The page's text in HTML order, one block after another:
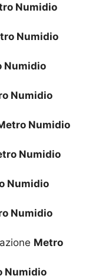
Numidio
Numidio
Numidio
Numidio
Numidio
Numidio
Numidio
Numidio
Metro
Numidio